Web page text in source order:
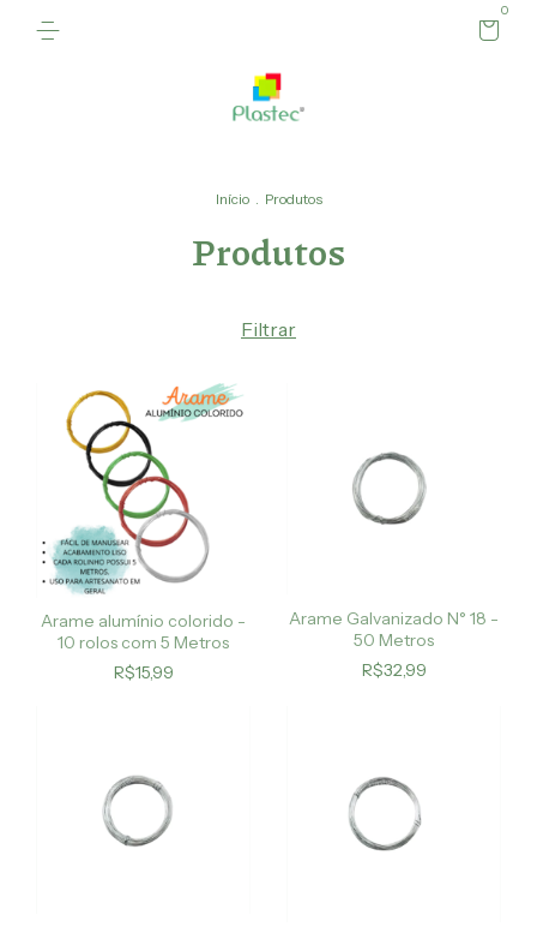
0
Início . Produtos
Produtos
Filtrar
Arame alumínio colorido -
10 rolos com 5 Metros
R$15,99
Arame Galvanizado N° 18 -
50 Metros
R$32,99